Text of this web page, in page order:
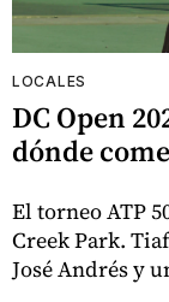
LOCALES
DC Open
dónde
El torneo ATP
Creek Park.
José Andrés y